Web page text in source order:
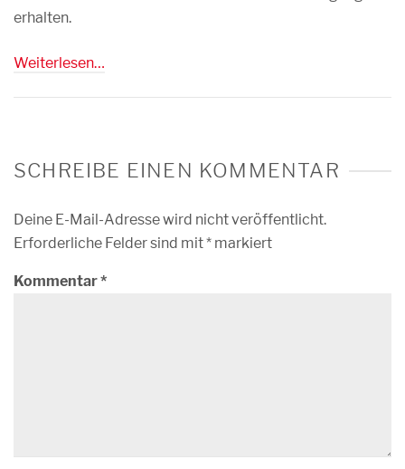
erhalten.
Weiterlesen…
SCHREIBE EINEN KOMMENTAR
Deine E-Mail-Adresse wird nicht veröffentlicht.
Erforderliche Felder sind mit* markiert
Kommentar*